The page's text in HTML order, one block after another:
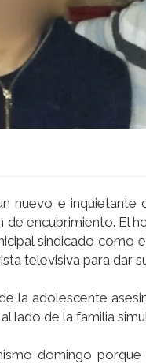
nuevo e
encubrimiento. El
sindicado como
televisiva para dar
la adolescente
lado de la familia
domingo